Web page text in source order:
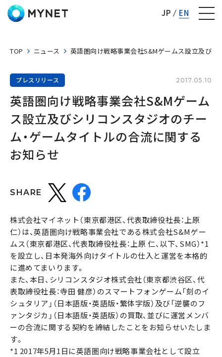
JP EN
TOP ニュース 英語圏向け戦略事業会社S&Mゲームス設立及び
プレスリリース 2017.05.10
英語圏向け戦略事業会社S&Mゲーム
ス設立及びシリコンスタジオのチー
ム・ゲームタイトルの合流に関する
お知らせ
SHARE
株式会社マイネット（東京都港区、代表取締役社長：上原
仁）は、英語圏向け戦略事業会社である株式会社S&Mゲー
ムス（東京都港区、代表取締役社長：上原 仁、以下、SMG）*1
を設立し、日本発海外向けタイトルの仕入と運営を本格的
に進めてまいります。
また、本日、シリコンスタジオ株式会社（東京都渋谷区、代
表取締役社長：寺田 健彦）のスマートフォンゲーム「刻のイ
シュタリア」（日本語版・英語版・繁体字版）及び「逆襲のフ
ァンタジカ」（日本語版・英語版）の買取、並びに運営メンバ
ーの合流に関する契約を締結したことをお知らせいたしま
す。
*1 2017年5月1日に英語圏向け戦略事業会社として設立